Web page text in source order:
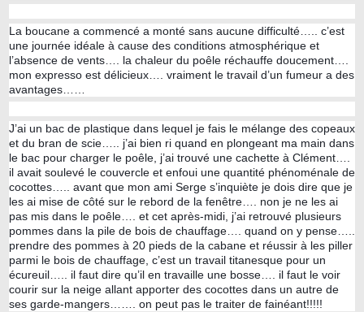
La boucane a commencé a monté sans aucune difficulté….. c’est
une journée idéale à cause des conditions atmosphérique et
l’absence de vents…. la chaleur du poêle réchauffe doucement….
mon expresso est délicieux…. vraiment le travail d’un fumeur a des
avantages……
J’ai un bac de plastique dans lequel je fais le mélange des copeaux
et du bran de scie….. j’ai bien ri quand en plongeant ma main dans
le bac pour charger le poêle, j’ai trouvé une cachette à Clément….
il avait soulevé le couvercle et enfoui une quantité phénoménale de
cocottes….. avant que mon ami Serge s’inquiète je dois dire que je
les ai mise de côté sur le rebord de la fenêtre…. non je ne les ai
pas mis dans le poêle…. et cet après-midi, j’ai retrouvé plusieurs
pommes dans la pile de bois de chauffage…. quand on y pense…..
prendre des pommes à 20 pieds de la cabane et réussir à les piller
parmi le bois de chauffage, c’est un travail titanesque pour un
écureuil….. il faut dire qu’il en travaille une bosse…. il faut le voir
courir sur la neige allant apporter des cocottes dans un autre de
ses garde-mangers……. on peut pas le traiter de fainéant!!!!!